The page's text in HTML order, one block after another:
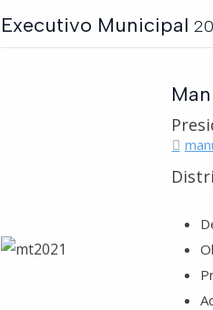
Executivo Municipal